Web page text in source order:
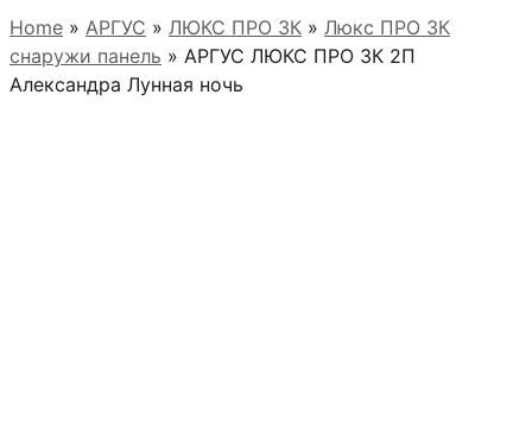
Home » АРГУС » ЛЮКС ПРО 3К » Люкс ПРО 3К
снаружи панель » АРГУС ЛЮКС ПРО 3К 2П
Александра Лунная ночь